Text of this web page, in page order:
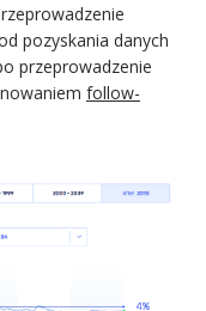
pozyskania danych
przeprowadzenie
follow-